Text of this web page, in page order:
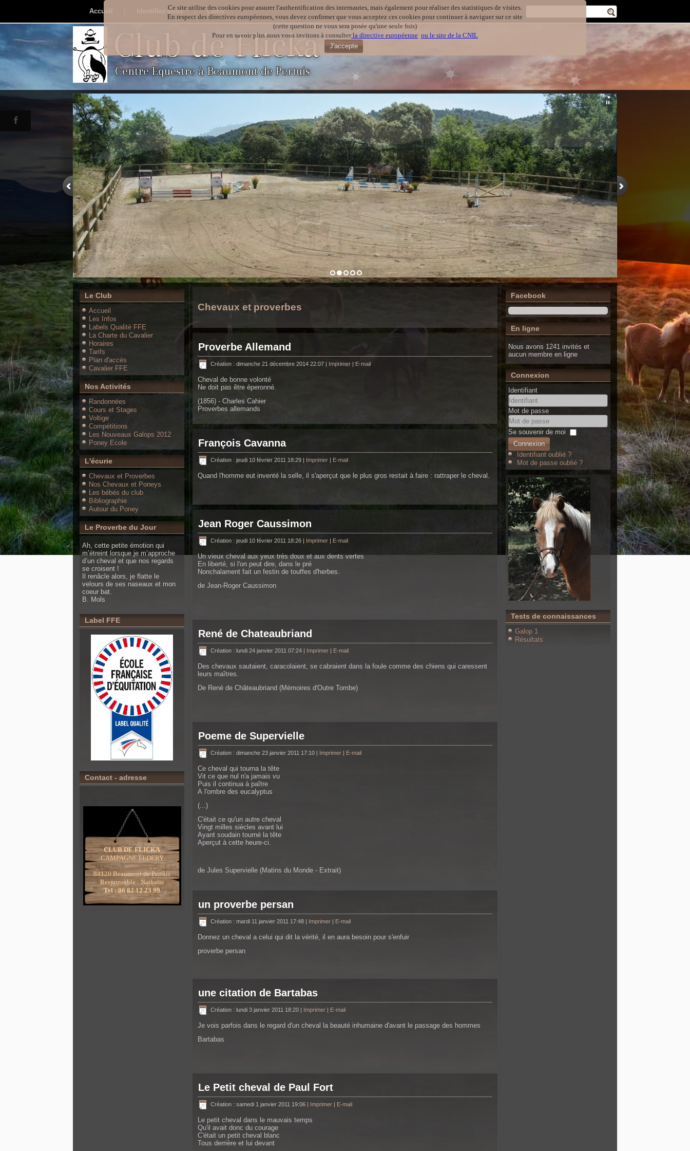
Ce site utilise des cookies pour assurer l'authentification des internautes, mais également pour réaliser des statistiques de visites.
En respect des directives européennes, vous devez confirmer que vous acceptez ces cookies pour continuer à naviguer sur ce site
(cette question ne vous sera posée qu'une seule fois)
Pour en savoir plus nous vous invitons à consulterla directive européenne ou le site de la CNIL
J'accepte
Club de Flicka
Centre Equestre à Beaumont de Pertuis
Accueil Identifiez-vous Liens
Le Club
Accueil
Les Infos
Labels Qualité FFE
La Charte du Cavalier
Horaires
Tarifs
Plan d'accès
Cavalier FFE
Nos Activités
Randonnées
Cours et Stages
Voltige
Compétitions
Les Nouveaux Galops 2012
Poney Ecole
L'écurie
Chevaux et Proverbes
Nos Chevaux et Poneys
Les bébés du club
Bibliographie
Autour du Poney
Le Proverbe du Jour
Ah, cette petite émotion qui
m’étreint lorsque je m’approche
d’un cheval et que nos regards
se croisent !
Il renâcle alors, je flatte le
velours de ses naseaux et mon
coeur bat.
B. Mols
Label FFE
Contact - adresse
CLUB DE FLICKA
CAMPAGNE FEDERY
84120 Beaumont de Pertuis
Responsable : Nathalie
Tel : 06 82 12 23 99
Chevaux et proverbes
Proverbe Allemand
Création : dimanche 21 décembre 2014 22:07 | Imprimer | E-mail
Cheval de bonne volonté
Ne doit pas être éperonné.
(1856) - Charles Cahier
Proverbes allemands
François Cavanna
Création : jeudi 10 février 2011 18:29 | Imprimer | E-mail
Quand l'homme eut inventé la selle, il s'aperçut que le plus gros restait à faire : rattraper le cheval.
Jean Roger Caussimon
Création : jeudi 10 février 2011 18:26 | Imprimer | E-mail
Un vieux cheval aux yeux très doux et aux dents vertes
En liberté, si l'on peut dire, dans le pré
Nonchalament fait un festin de touffes d'herbes.
de Jean-Roger Caussimon
René de Chateaubriand
Création : lundi 24 janvier 2011 07:24 | Imprimer | E-mail
Des chevaux sautaient, caracolaient, se cabraient dans la foule comme des chiens qui caressent
leurs maîtres.
De René de Châteaubriand (Mémoires d'Outre Tombe)
Poeme de Supervielle
Création : dimanche 23 janvier 2011 17:10 | Imprimer | E-mail
Ce cheval qui tourna la tête
Vit ce que nul n'a jamais vu
Puis il continua à paître
A l'ombre des eucalyptus
(...)
C'était ce qu'un autre cheval
Vingt milles siècles avant lui
Ayant soudain tourné la tête
Aperçut à cette heure-ci.
de Jules Supervielle (Matins du Monde - Extrait)
un proverbe persan
Création : mardi 11 janvier 2011 17:48 | Imprimer | E-mail
Donnez un cheval a celui qui dit la vérité, il en aura besoin pour s'enfuir
proverbe persan
une citation de Bartabas
Création : lundi 3 janvier 2011 18:20 | Imprimer | E-mail
Je vois parfois dans le regard d'un cheval la beauté inhumaine d'avant le passage des hommes
Bartabas
Le Petit cheval de Paul Fort
Création : samedi 1 janvier 2011 19:06 | Imprimer | E-mail
Le petit cheval dans le mauvais temps
Qu'il avait donc du courage
C'était un petit cheval blanc
Tous derrière et lui devant
Facebook
En ligne
Nous avons 1241 invités et
aucun membre en ligne
Connexion
Identifiant
Mot de passe
Se souvenir de moi
Connexion
Identifiant oublié ?
Mot de passe oublié ?
Tests de connaissances
Galop 1
Résultats